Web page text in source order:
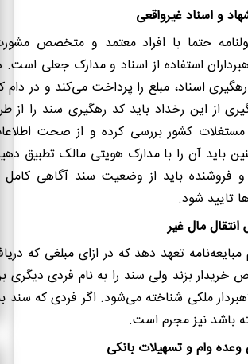
و اسناد غیرواقعی
حتما با افراد معتمد و متخصص
استفاده از اسناد و مدارک جعلی است.
اسناد، مبلغ را پرداخت می‌کند و در دام
از این رخداد باید کد رهگیری سند را از
مستغلات کشور بررسی کرده و از صحت
باید آن را با مدارک هویتی مالک تطبیق
فروشنده باید از وضعیت سند آگاهی کامل
تایید شود.
مال غیر
مبایعه‌نامه تعهد دهد که در ازای مبلغی که
خریدار بزند ولی سند را به نام فردی دیگری
ملکی شناخته می‌شود. اگر فردی که سند
باشد نیز مجرم است.
وعده وام و تسهیلات بانکی